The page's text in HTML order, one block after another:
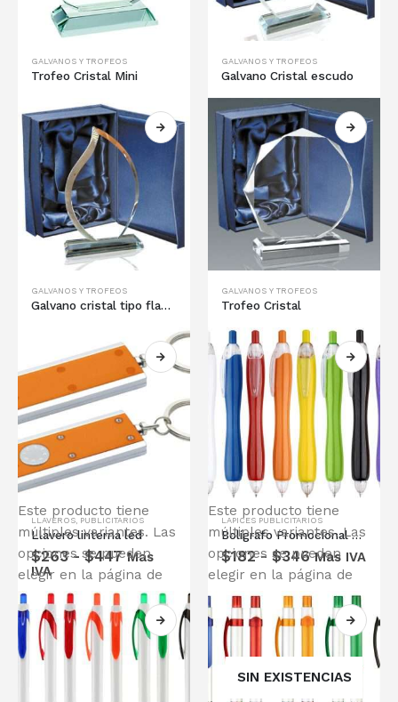
GALVANOS Y TROFEOS
Trofeo Cristal Mini
GALVANOS Y TROFEOS
Galvano Cristal escudo
GALVANOS Y TROFEOS
Galvano cristal tipo flama
GALVANOS Y TROFEOS
Trofeo Cristal
Este producto tiene
múltiples variantes. Las
opciones se pueden
elegir en la página de
producto
LLAVEROS PUBLICITARIOS
Llavero linterna led
$263-$447 Mas
IVA
Este producto tiene
múltiples variantes. Las
opciones se pueden
elegir en la página de
producto
LAPICES PUBLICITARIOS
Bolígrafo Promocional Gordito
$182- $346 Mas IVA
SIN EXISTENCIAS